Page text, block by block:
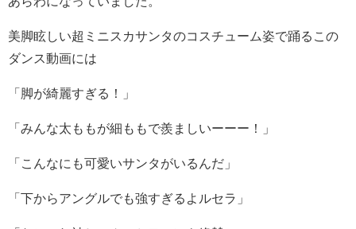
美脚眩しい超ミニスカサンタのコスチューム姿で踊るこの
ダンス動画には
「脚が綺麗すぎる！」
「みんな太ももが細ももで羨ましいーーー！」
「こんなにも可愛いサンタがいるんだ」
「下からアングルでも強すぎるよルセラ」